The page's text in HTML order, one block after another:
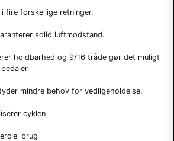
fire forskellige retninger.
solid luftmodstand.
holdbarhed og 9/16 tråde gør det muligt
mindre behov for vedligeholdelse.
cyklen
brug